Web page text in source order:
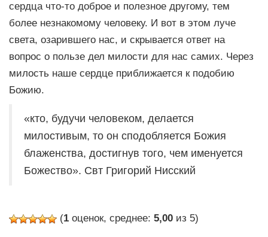
сердца что-то доброе и полезное другому, тем
более незнакомому человеку. И вот в этом луче
света, озарившего нас, и скрывается ответ на
вопрос о пользе дел милости для нас самих. Через
милость наше сердце приближается к подобию
Божию.
«кто, будучи человеком, делается
милостивым, то он сподобляется Божия
блаженства, достигнув того, чем именуется
Божество». Свт Григорий Нисский
(1 оценок, среднее: 5,00 из 5)